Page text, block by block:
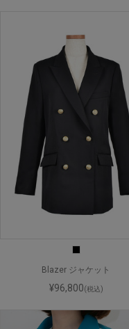
Blazer ジャケット
¥96,800(税込)